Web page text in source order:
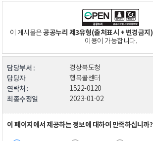
이 게시물은공공누리 제3유형(출처표시 + 변경금지)
이용이 가능합니다.
담당부서 : 경상북도청
담당자 행복콜센터
연락처 : 1522-0120
최종수정일 2023-01-02
이 페이지에서 제공하는 정보에 대하여 만족하십니까?